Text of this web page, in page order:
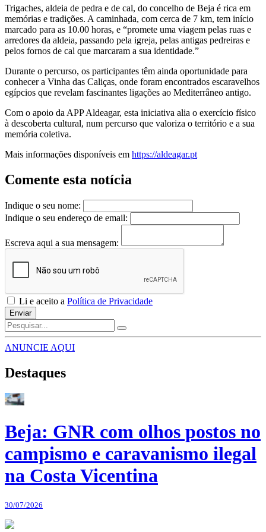
Trigaches, aldeia de pedra e de cal, do concelho de Beja é rica em
memórias e tradições. A caminhada, com cerca de 7 km, tem início
marcado para as 10.00 horas, e “promete uma viagem pelas ruas e
arredores da aldeia, passando pela igreja, pelas antigas pedreiras e
pelos fornos de cal que marcaram a sua identidade.”
Durante o percurso, os participantes têm ainda oportunidade para
conhecer a Vinha das Caliças, onde foram encontrados escaravelhos
egípcios que revelam fascinantes ligações ao Mediterrâneo antigo.
Com o apoio da APP Aldeagar, esta iniciativa alia o exercício físico
à descoberta cultural, num percurso que valoriza o território e a sua
memória coletiva.
Mais informações disponíveis em https://aldeagar.pt
Comente esta notícia
Indique o seu nome:
Indique o seu endereço de email:
Escreva aqui a sua mensagem:
Li e aceito a Política de Privacidade
Enviar
ANUNCIE AQUI
Destaques
Beja: GNR com olhos postos no
campismo e caravanismo ilegal
na Costa Vicentina
30/07/2026